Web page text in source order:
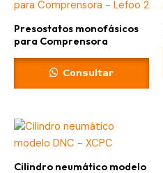
Presostatos monofásicos
para Comprensora
Consultar
Cilindro neumático modelo